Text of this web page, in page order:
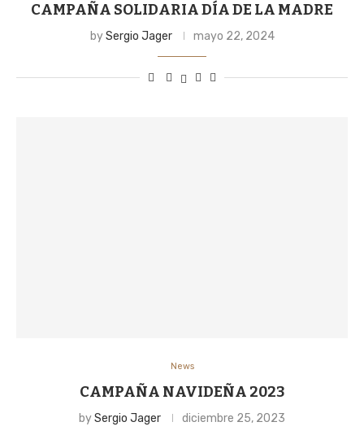
CAMPAÑA SOLIDARIA DÍA DE LA MADRE
bySergio Jager mayo 22, 2024
News
CAMPAÑA NAVIDEÑA 2023
bySergio Jager diciembre 25, 2023